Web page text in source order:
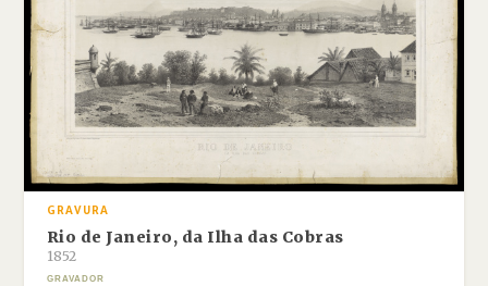
GRAVURA
Rio de Janeiro, da Ilha das Cobras
1852
GRAVADOR